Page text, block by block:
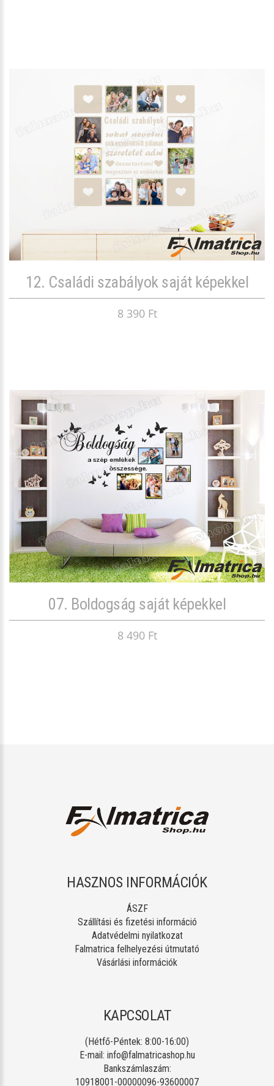
12. Családi szabályok saját képekkel
8 390 Ft
07. Boldogság saját képekkel
8 490 Ft
HASZNOS INFORMÁCIÓK
ÁSZF
Szállítási és fizetési információ
Adatvédelmi nyilatkozat
Falmatrica felhelyezési útmutató
Vásárlási információk
KAPCSOLAT
(Hétfő-Péntek: 8:00-16:00)
E-mail: info@falmatricashop.hu
Bankszámlaszám:
10918001-00000096-93600007